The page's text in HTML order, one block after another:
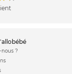
?